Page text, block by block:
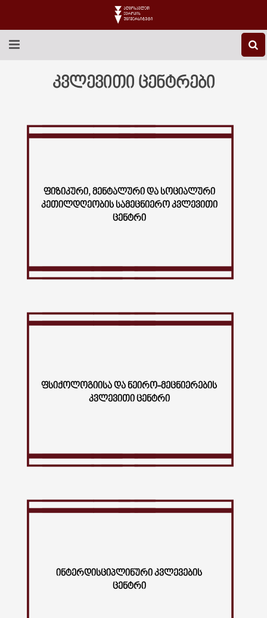
EEU-Ს ᲨᲔᲡᲐᲮᲔᲑ
ᲙᲕᲚᲔᲕᲐ
ᲡᲢᲣᲓᲔᲜᲢᲣᲠᲘ ᲪᲮᲝᲕᲠᲔᲑᲐ
კვლევითი ცენტრები
ᲤᲘᲖᲘᲙᲣᲠᲘ, ᲛᲔᲜᲢᲐᲚᲣᲠᲘ ᲓᲐ ᲡᲝᲪᲘᲐᲚᲣᲠᲘ
ᲙᲔᲗᲘᲚᲓᲦᲔᲝᲑᲘᲡ ᲡᲐᲛᲔᲪᲜᲘᲔᲠᲝ ᲙᲕᲚᲔᲕᲘᲗᲘ
ᲪᲔᲜᲢᲠᲘ
ᲤᲡᲘᲥᲝᲚᲝᲒᲘᲘᲡᲐ ᲓᲐ ᲜᲔᲘᲠᲝ-ᲛᲔᲪᲜᲘᲔᲠᲔᲑᲘᲡ
ᲙᲕᲚᲔᲕᲘᲗᲘ ᲪᲔᲜᲢᲠᲘ
ᲘᲜᲢᲔᲠᲓᲘᲡᲪᲘᲞᲚᲘᲜᲣᲠᲘ ᲙᲕᲚᲔᲕᲔᲑᲘᲡ
ᲪᲔᲜᲢᲠᲘ